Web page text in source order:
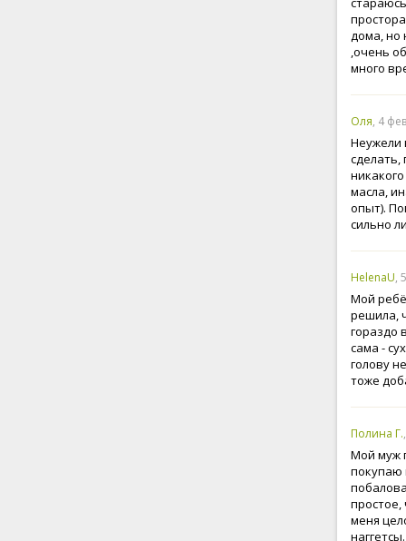
дома, но
,очень
много
Оля, 4
Неужели
масла,
опыт).
сильно
HelenaU,
Мой
решила,
гораздо
сама -
голову
тоже
Полина Г.
Мой муж
покупаю
меня
наггетсы.